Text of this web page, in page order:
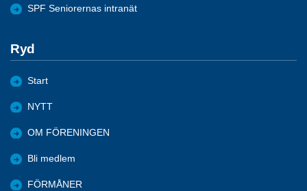
SPF Seniorernas intranät
Ryd
Start
NYTT
OM FÖRENINGEN
Bli medlem
FÖRMÅNER